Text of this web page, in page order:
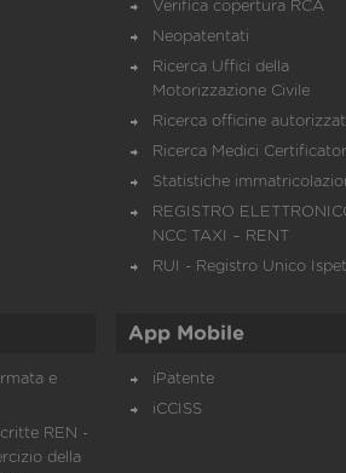
Verifica copertura RCA
Neopatentati
Ricerca Uffici della
Motorizzazione Civile
Ricerca officine
Ricerca Medici
Statistiche
REGISTRO
NCC TAXI – RENT
RUI - Registro Unico
e
REN -
della
App Mobile
iPatente
iCCISS